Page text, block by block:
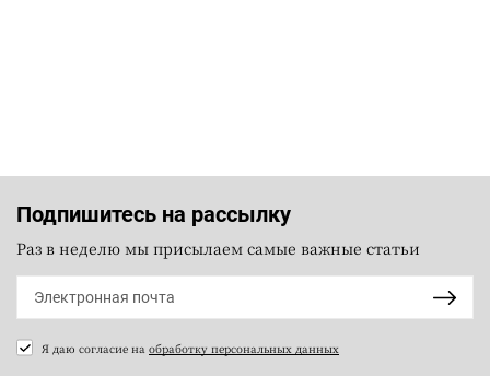
Подпишитесь на рассылку
Раз в неделю мы присылаем самые важные статьи
Я даю согласие на обработку персональных данных